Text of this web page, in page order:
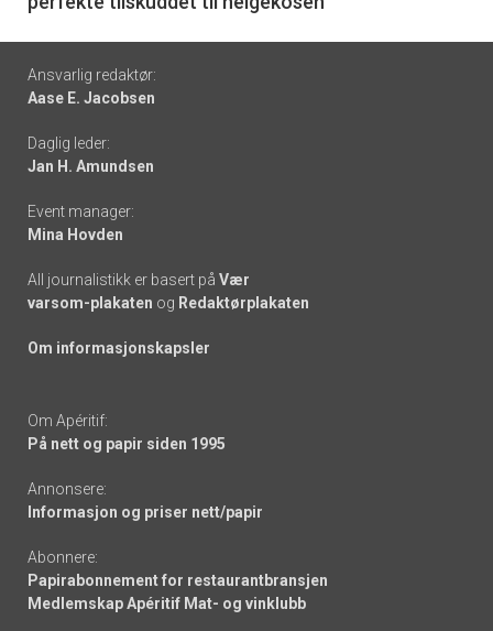
Footer
-
links
Ansvarlig redaktør:
Aase E. Jacobsen
Daglig leder:
Jan H. Amundsen
Event manager:
Mina Hovden
All journalistikk er basert på Vær
varsom-plakaten og Redaktørplakaten
Om informasjonskapsler
Om Apéritif:
På nett og papir siden 1995
Annonsere:
Informasjon og priser nett/papir
Abonnere:
Papirabonnement for restaurantbransjen
Medlemskap Apéritif Mat- og vinklubb